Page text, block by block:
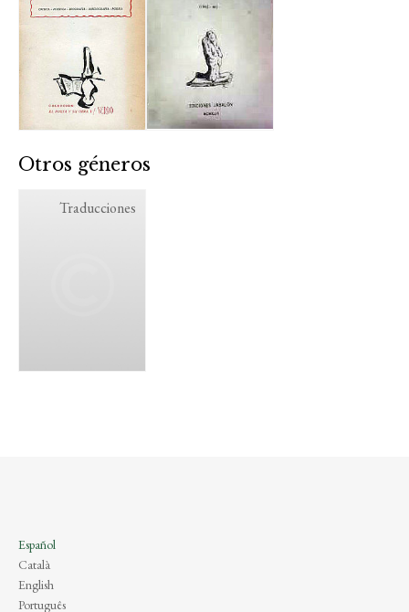
Otros géneros
Traducciones
Español
Català
English
Português